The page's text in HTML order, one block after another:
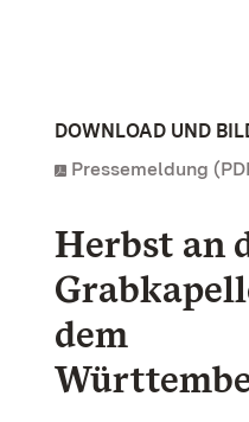
DOWNLOAD UND
Pressemeldung
Herbst an
dem